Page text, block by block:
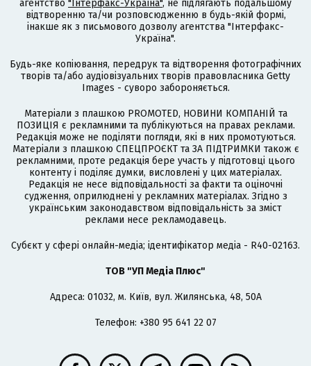
агентство "Інтерфакс-Україна", не підлягають подальшому
відтворенню та/чи розповсюдженню в будь-якій формі,
інакше як з письмового дозволу агентства "Інтерфакс-
Україна".
Будь-яке копіювання, передрук та відтворення фотографічних
творів та/або аудіовізуальних творів правовласника Getty
Images - суворо забороняється.
Матеріали з плашкою PROMOTED, НОВИНИ КОМПАНІЙ та
ПОЗИЦІЯ є рекламними та публікуються на правах реклами.
Редакція може не поділяти погляди, які в них промотуються.
Матеріали з плашкою СПЕЦПРОЄКТ та ЗА ПІДТРИМКИ також є
рекламними, проте редакція бере участь у підготовці цього
контенту і поділяє думки, висловлені у цих матеріалах.
Редакція не несе відповідальності за факти та оціночні
судження, оприлюднені у рекламних матеріалах. Згідно з
українським законодавством відповідальність за зміст
реклами несе рекламодавець.
Cубєкт у сфері онлайн-медіа; ідентифікатор медіа - R40-02163.
ТОВ "УП Медіа Плюс"
Адреса: 01032, м. Київ, вул. Жилянська, 48, 50А
Телефон: +380 95 641 22 07